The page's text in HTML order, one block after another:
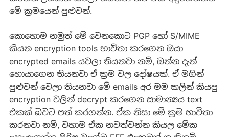
මේ ක්‍රමයෙන් පුළුවන්.
කොහොම නමුත් මේ වෙනකොට PGP හෝ S/MIME
කියන encryption tools භාවිතා කරගෙන ඔයා
encrypted emails යවලා තියනවා නම්, ඔන්න දැන්
හොයාගෙන තියනවා ඒ ක්‍රම වල දෝෂයක්. ඒ මගින්
පුළුවන් වෙලා තියනවා මේ emails අර මම කලින් කියපු
encryption වලින් decrypt කරගෙන සාමාන්‍යය text
එකක් බවට පත් කරගන්න. ඒක නිසා මේ ක්‍රම භාවිතා
කරනවා නම්, වහාම ඒක නවත්වන්න කියල මේක